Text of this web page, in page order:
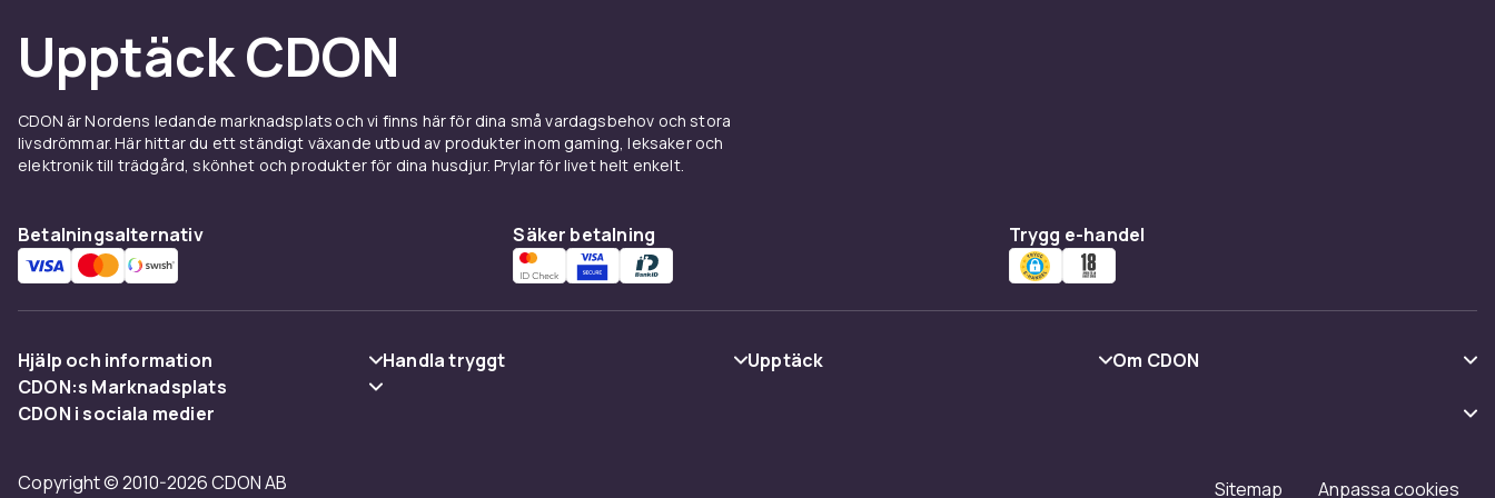
Upptäck CDON
CDON är Nordens ledande marknadsplats och vi finns här för dina små vardagsbehov och stora
livsdrömmar. Här hittar du ett ständigt växande utbud av produkter inom gaming, leksaker och
elektronik till trädgård, skönhet och produkter för dina husdjur. Prylar för livet helt enkelt.
Betalningsalternativ Säker betalning Trygg e-handel
Hjälp och information
Vanliga frågor
Ångra & Returnera här
Handla tryggt
Upptäck
Om CDON
Karriär på CDON
CDON:s Marknadsplats
Sälj på CDON
CDON i sociala medier
Copyright © 2010-2026 CDON AB
Sitemap Anpassa cookies